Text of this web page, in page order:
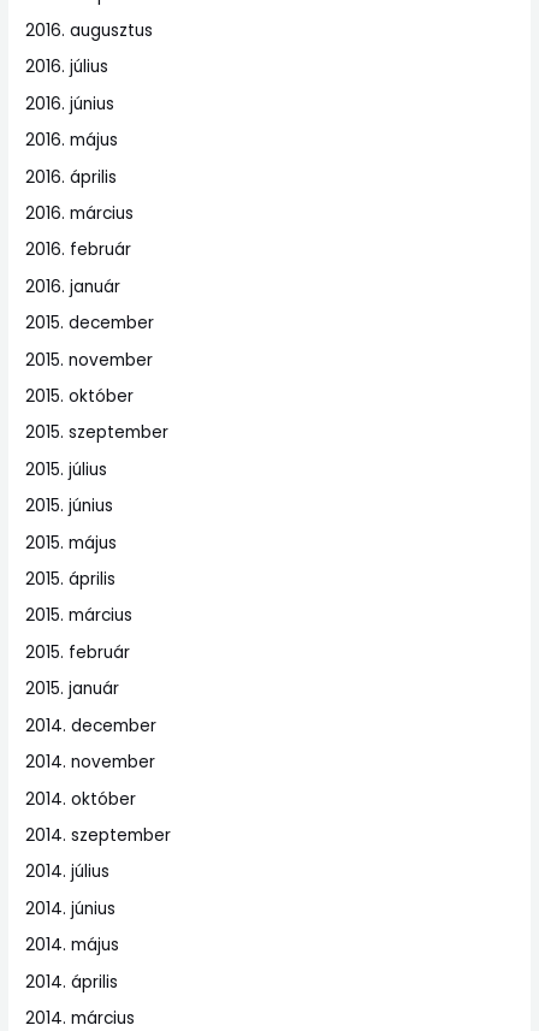
2016. augusztus
2016. július
2016. június
2016. május
2016. április
2016. március
2016. február
2016. január
2015. december
2015. november
2015. október
2015. szeptember
2015. július
2015. június
2015. május
2015. április
2015. március
2015. február
2015. január
2014. december
2014. november
2014. október
2014. szeptember
2014. július
2014. június
2014. május
2014. április
2014. március